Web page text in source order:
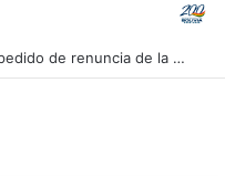
Canciller argentino se suma al pedido de renuncia de la vicepresidenta Villarruel